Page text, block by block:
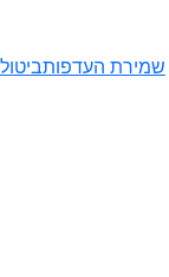
שמירת העדפותביטול